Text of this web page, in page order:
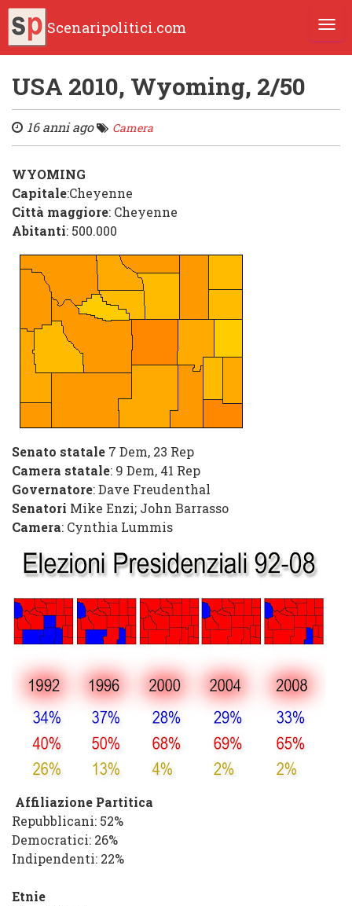
Scenaripolitici.com
USA 2010, Wyoming, 2/50
16 anni ago Camera
WYOMING
Capitale:Cheyenne
Città maggiore: Cheyenne
Abitanti: 500.000
Senato statale 7 Dem, 23 Rep
Camera statale: 9 Dem, 41 Rep
Governatore:Dave Freudenthal
Senatori Mike Enzi; John Barrasso
Camera: Cynthia Lummis
Affiliazione Partitica
Repubblicani: 52%
Democratici: 26%
Indipendenti: 22%
Etnie